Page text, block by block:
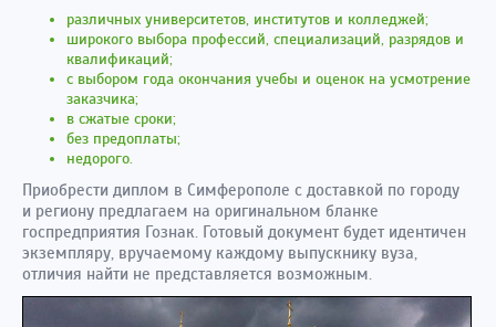
различных университетов, институтов и колледжей;
широкого выбора профессий, специализаций, разрядов и
квалификаций;
с выбором года окончания учебы и оценок на усмотрение
заказчика;
в сжатые сроки;
без предоплаты;
недорого.
Приобрести диплом в Симферополе с доставкой по городу
и региону предлагаем на оригинальном бланке
госпредприятия Гознак. Готовый документ будет идентичен
экземпляру, вручаемому каждому выпускнику вуза,
отличия найти не представляется возможным.